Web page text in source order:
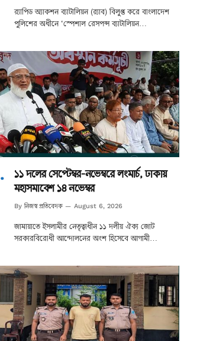
র‌্যাপিড অ্যাকশন ব্যাটালিয়ন (র‌্যাব) বিলুপ্ত করে বাংলাদেশ
পুলিশের অধীনে ‘স্পেশাল রেসপন্স ব্যাটালিয়ন…
১১ দলের সেপ্টেম্বর-নভেম্বরে লংমার্চ, ঢাকায়
মহাসমাবেশ ১৪ নভেম্বর
By নিজস্ব প্রতিবেদক August 6, 2026
জামায়াতে ইসলামীর নেতৃত্বাধীন ১১ দলীয় ঐক্য জোট
সরকারবিরোধী আন্দোলনের অংশ হিসেবে আগামী…